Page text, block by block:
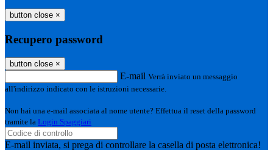
button close ×
Recupero password
button close ×
E-mail Verrà inviato un messaggio
all'indirizzo indicato con le istruzioni necessarie.
Non hai una e-mail associata al nome utente? Effettua il reset della password
tramite la Login Spaggiari
E-mail inviata, si prega di controllare la casella di posta elettronica!